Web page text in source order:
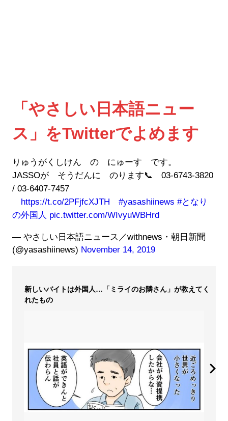
「やさしい日本語ニュー
ス」をTwitterでよめます
りゅうがくしけん の にゅーす です。
JASSOが そうだんに のります📞 03-6743-3820
/ 03-6407-7457
https://t.co/2PFjfcXJTH
#yasashiinews #となり
の外国人 pic.twitter.com/WIvyuWBHrd
— やさしい日本語ニュース／withnews・朝日新聞
(@yasashiinews) November 14, 2019
新しいバイトは外国人…「ミライのお隣さん」が教えてく
れたもの